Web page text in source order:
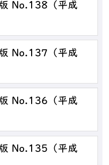
No.138（平成
No.137（平成
No.136（平成
No.135（平成